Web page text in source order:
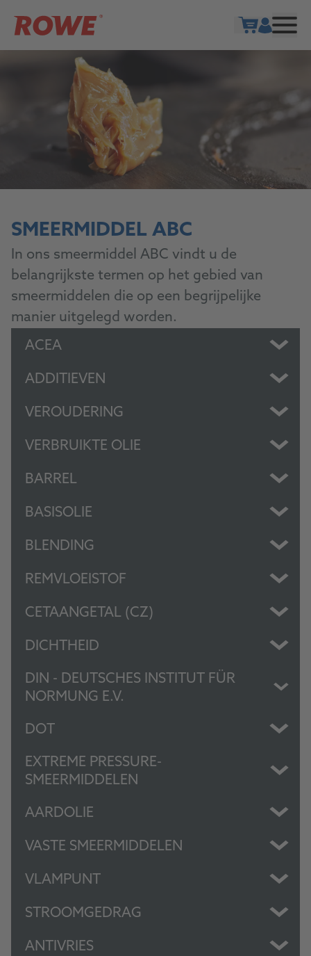
SMEERMIDDEL ABC
In ons smeermiddel ABC vindt u de
belangrijkste termen op het gebied van
smeermiddelen die op een begrijpelijke
manier uitgelegd worden.
ACEA
ADDITIEVEN
VEROUDERING
VERBRUIKTE OLIE
BARREL
BASISOLIE
BLENDING
REMVLOEISTOF
CETAANGETAL (CZ)
DICHTHEID
DIN - DEUTSCHES INSTITUT FÜR
NORMUNG E.V.
DOT
EXTREME PRESSURE-
SMEERMIDDELEN
AARDOLIE
VASTE SMEERMIDDELEN
VLAMPUNT
STROOMGEDRAG
ANTIVRIES